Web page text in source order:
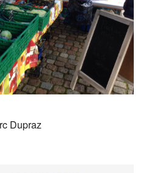
Dupraz